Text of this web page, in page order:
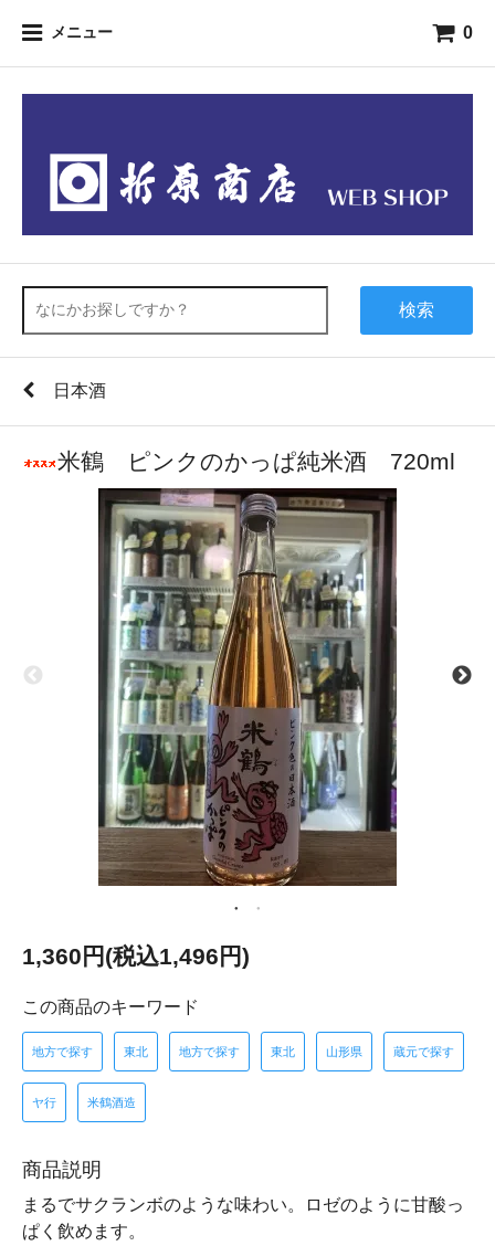
メニュー 0
検索
日本酒
米鶴 ピンクのかっぱ純米酒 720ml
1,360円(税込1,496円)
この商品のキーワード
地方で探す 東北 地方で探す 東北 山形県 蔵元で探す
ヤ行 米鶴酒造
商品説明
まるでサクランボのような味わい。ロゼのように甘酸っ
ぱく飲めます。